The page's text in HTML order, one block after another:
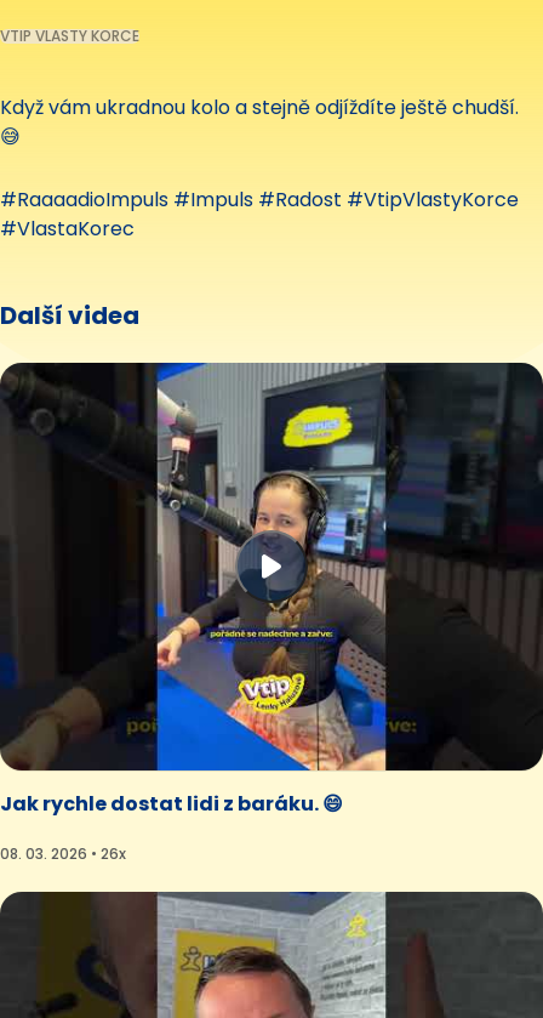
VTIP VLASTY KORCE
Když vám ukradnou kolo a stejně odjíždíte ještě chudší.
😅
#RaaaadioImpuls #Impuls #Radost #VtipVlastyKorce
#VlastaKorec
Další videa
Jak rychle dostat lidi z baráku. 😄
08. 03. 2026 • 26x